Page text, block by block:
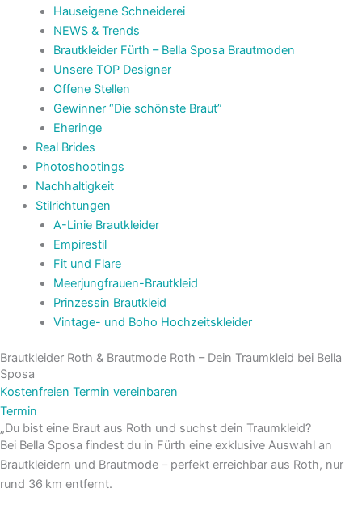
Hauseigene Schneiderei
NEWS & Trends
Brautkleider Fürth – Bella Sposa Brautmoden
Unsere TOP Designer
Offene Stellen
Gewinner “Die schönste Braut”
Eheringe
Real Brides
Photoshootings
Nachhaltigkeit
Stilrichtungen
A-Linie Brautkleider
Empirestil
Fit und Flare
Meerjungfrauen-Brautkleid
Prinzessin Brautkleid
Vintage- und Boho Hochzeitskleider
Brautkleider Roth & Brautmode Roth – Dein Traumkleid bei Bella
Sposa
Kostenfreien Termin vereinbaren
Termin
„Du bist eine Braut aus Roth und suchst dein Traumkleid?
Bei Bella Sposa findest du in Fürth eine exklusive Auswahl an
Brautkleidern und Brautmode – perfekt erreichbar aus Roth, nur
rund 36 km entfernt.